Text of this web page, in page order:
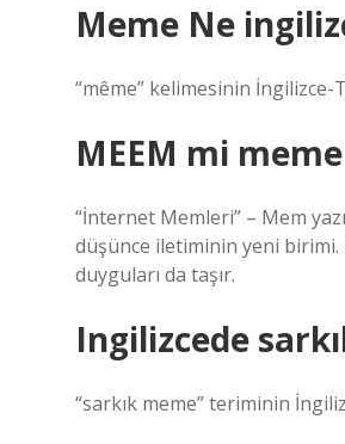
Meme Ne
“même” kelimesinin
MEEM mi
“İnternet Memleri” – Mem
düşünce iletiminin yeni birimi.
duyguları da taşır.
Ingilizcede
“sarkık meme” teriminin